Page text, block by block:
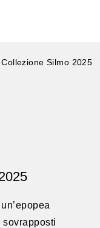
Collezione Silmo 2025